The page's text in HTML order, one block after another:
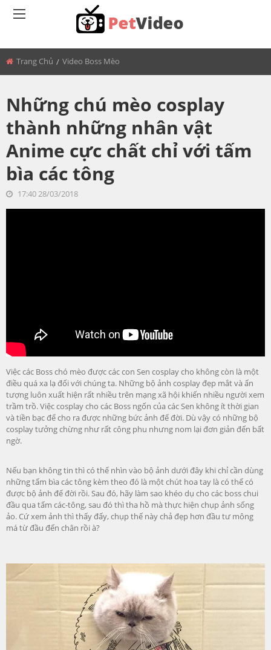
Trang Chủ Video Boss Mèo
Những chú mèo cosplay
thành những nhân vật
Anime cực chất chỉ với tấm
bìa các tông
17:40 28/03/2018
Việc các Boss chó mèo được các con Sen cosplay cho không còn là một
điều quá xa lạ đối với chúng ta. Những bộ ảnh cosplay đẹp mắt và ấn
tượng luôn xuất hiện rất nhiều trên mạng xã hội khiến nhiều người xem
trầm trồ. Việc cosplay cho các Boss ngốn của các Sen không ít thời gian
và tiền bạc để cho ra được những bức ảnh để đời. Dù vậy có những bộ
cosplay tưởng chừng như rất công phu nhưng nom lại đơn giản đến bất
ngờ.
Nếu bạn không tin thì có thể nhìn vào bộ ảnh dưới đây khi chỉ cần dùng
những tấm bìa các tông kèm theo đó là một chút hoa tay là có thể có
được bộ ảnh để đời rồi. Sau đó, hãy làm sao khéo dụ cho các boss chui
đầu qua tấm các-tông, sau đó thì tha hồ mà thực hiện chụp ảnh sống
ảo. Cứ xem ảnh thì thấy đấy, chụp thế này chả đẹp hơn đầu tư mông
má từ đầu đến chân rồi à?